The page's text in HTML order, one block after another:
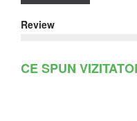
Review
CE SPUN